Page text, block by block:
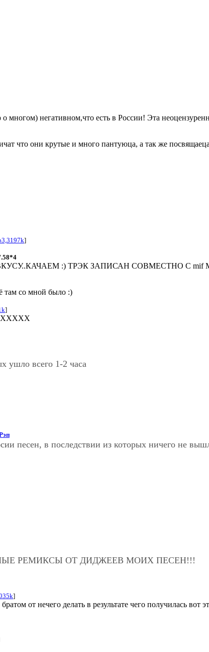
многом) негативном,что есть в России! Эта
что они крутые и много пантуюца, а так же
]
:) ТРЭК ЗАПИСАН СОВМЕСТНО С mif
там со мной было :)
]
ушло всего 1-2 часа
песен, в последствии из которых ничего не
РЕМИКСЫ ОТ ДИДЖЕЕВ МОИХ ПЕСЕН!!!
]
от нечего делать в результате чего получилась вот